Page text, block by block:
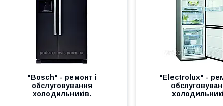
"Bosch" - ремонт і
обслуговування
холодильників.
"Electrolux" -